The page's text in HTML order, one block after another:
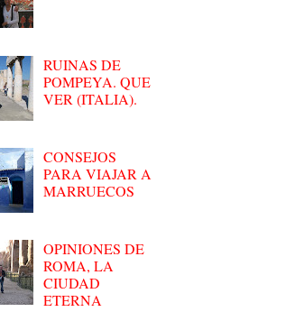
RUINAS DE
POMPEYA. QUE
VER (ITALIA).
CONSEJOS
PARA VIAJAR A
MARRUECOS
OPINIONES DE
ROMA, LA
CIUDAD
ETERNA